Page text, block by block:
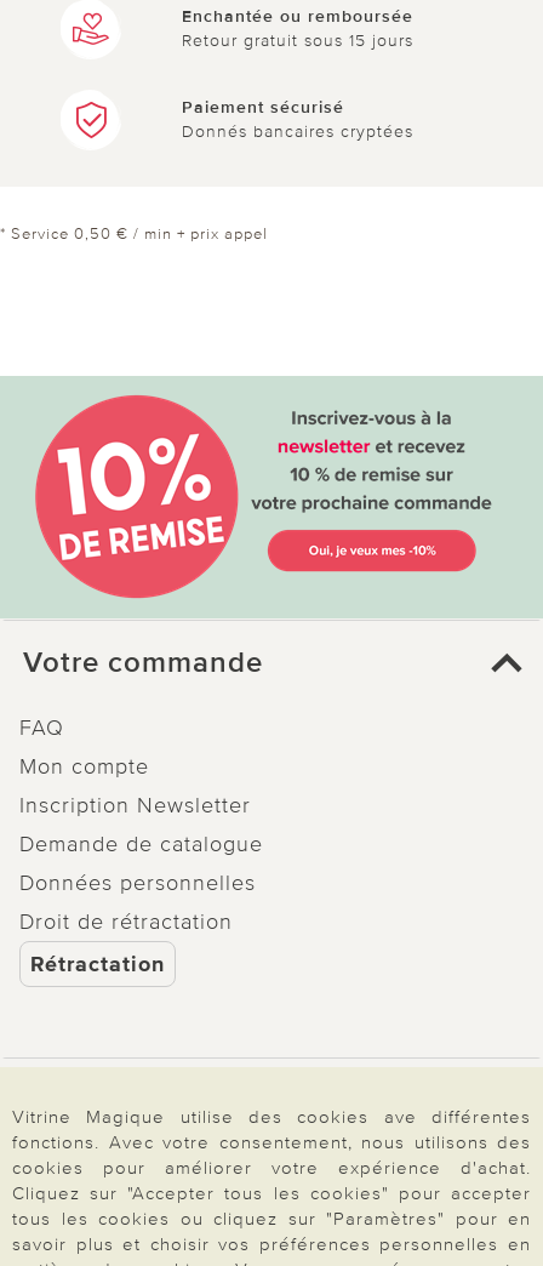
Enchantée ou remboursée
Retour gratuit sous 15 jours
Paiement sécurisé
Donnés bancaires cryptées
* Service 0,50 € / min + prix appel
Votre commande
FAQ
Mon compte
Inscription Newsletter
Demande de catalogue
Données personnelles
Droit de rétractation
Rétractation
À propos de nous
Vitrine Magique utilise des cookies ave différentes
fonctions. Avec votre consentement, nous utilisons des
cookies pour améliorer votre expérience d'achat.
Cliquez sur "Accepter tous les cookies" pour accepter
tous les cookies ou cliquez sur "Paramètres" pour en
savoir plus et choisir vos préférences personnelles en